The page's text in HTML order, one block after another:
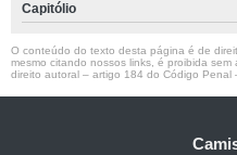
Capitólio
O conteúdo do texto desta página é de
mesmo citando nossos links, é proibida
direito autoral – artigo 184 do Código Penal